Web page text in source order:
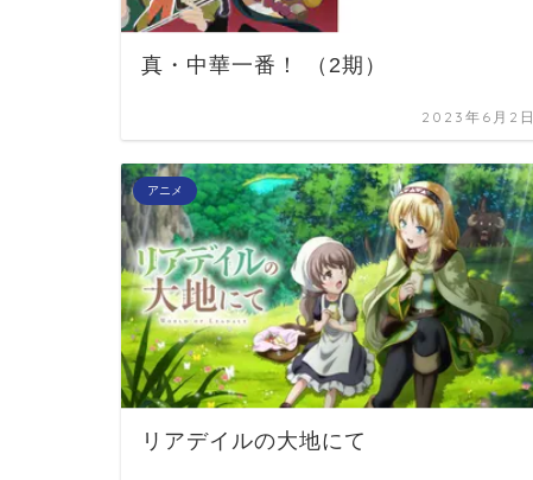
真・中華一番！ （2期）
2023年6月2日
アニメ
リアデイルの大地にて